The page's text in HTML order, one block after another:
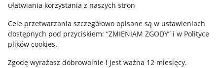
ułatwiania korzystania z naszych stron
Cele przetwarzania szczegółowo opisane są w ustawieniach
dostępnych pod przyciskiem: “ZMIENIAM ZGODY” i w Polityce
plików cookies.
Zgodę wyrażasz dobrowolnie i jest ważna 12 miesięcy.
Ustawienia plików "cookies"
Udostępnianie lokalizacji
Informacje dla Aktu o Usługach Cyfrowych
Pobierz aplikację